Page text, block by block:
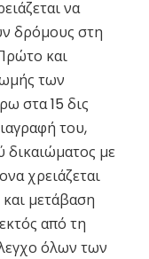
να
δρόμους στη
και
των
στα 15 δις
του,
δικαιώματος με
χρειάζεται
μετάβαση
από τη
όλων των